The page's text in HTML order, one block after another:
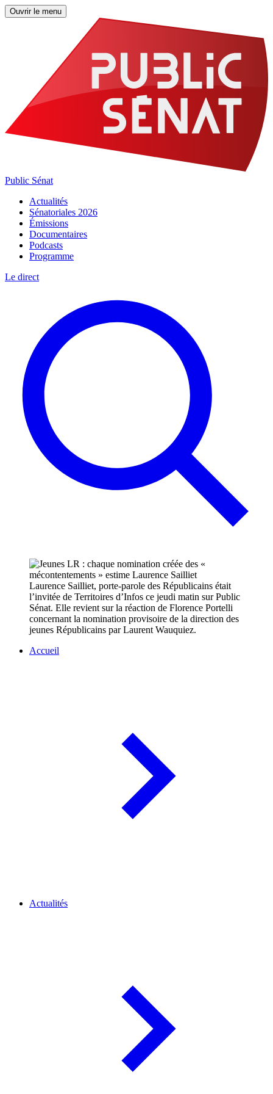
Ouvrir le menu
Public Sénat
Actualités
Sénatoriales 2026
Émissions
Documentaires
Podcasts
Programme
Le direct
Laurence Sailliet, porte-parole des Républicains était
l’invitée de Territoires d’Infos ce jeudi matin sur Public
Sénat. Elle revient sur la réaction de Florence Portelli
concernant la nomination provisoire de la direction des
jeunes Républicains par Laurent Wauquiez.
Accueil
Actualités